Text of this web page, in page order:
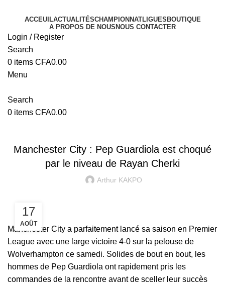
ACCEUILACTUALITÉSCHAMPIONNATLIGUES BOUTIQUE
A PROPOS DE NOUS NOUS CONTACTER
Login / Register
Search
0 items CFA0.00
Menu
Search
0 items CFA0.00
Manchester City : Pep Guardiola est choqué
par le niveau de Rayan Cherki
Arthur KAKPO
17
AOÛT
Manchester City a parfaitement lancé sa saison en Premier
League avec une large victoire 4-0 sur la pelouse de
Wolverhampton ce samedi. Solides de bout en bout, les
hommes de Pep Guardiola ont rapidement pris les
commandes de la rencontre avant de sceller leur succès